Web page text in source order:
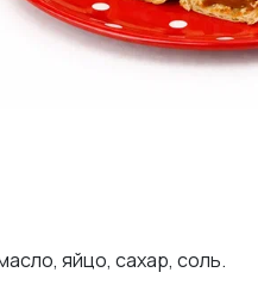
яйцо, сахар, соль.